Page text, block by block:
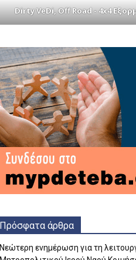
Dirty VeDi, Off Road - 4x4
Πρόσφατα άρθρα
Νεώτερη ενημέρωση για τη